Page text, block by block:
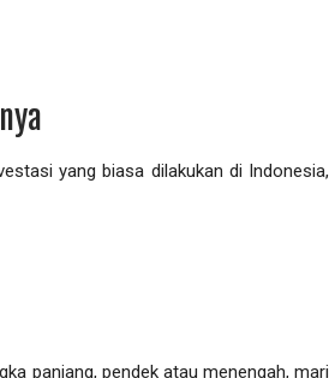
yang biasa dilakukan di Indonesia,
panjang, pendek atau menengah, mari